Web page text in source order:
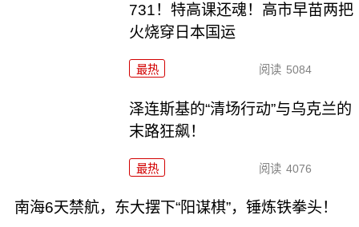
731！特高课还魂！高市早苗两把
火烧穿日本国运
最热 阅读 5084
泽连斯基的“清场行动”与乌克兰的
末路狂飙！
最热 阅读 4076
南海6天禁航，东大摆下“阳谋棋”，锤炼铁拳头！